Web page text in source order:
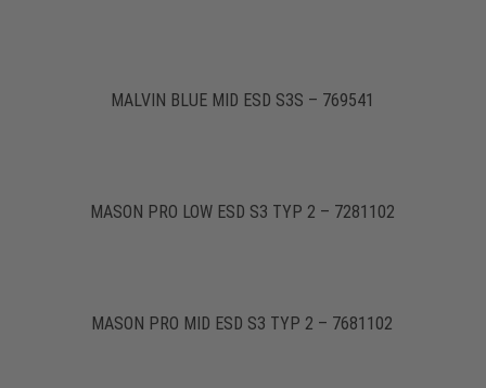
MALVIN BLUE MID ESD S3S – 769541
MASON PRO LOW ESD S3 TYP 2 – 7281102
MASON PRO MID ESD S3 TYP 2 – 7681102